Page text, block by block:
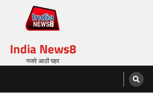
India News8
नजरे आठों पहर